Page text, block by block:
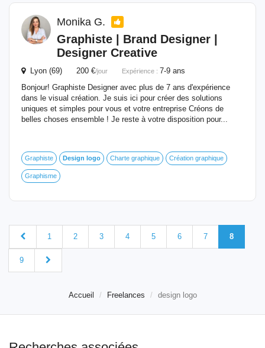
Monika G.
Graphiste | Brand Designer |
Designer Creative
Lyon (69) 200 €/jour Expérience : 7-9 ans
Bonjour! Graphiste Designer avec plus de 7 ans d'expérience
dans le visual création. Je suis ici pour créer des solutions
uniques et simples pour vous et votre entreprise Créons de
belles choses ensemble ! Je reste à votre disposition pour...
Graphiste Design logo Charte graphique Création graphique
Graphisme
1 2 3 4 5 6 7 8
9
Accueil Freelances design logo